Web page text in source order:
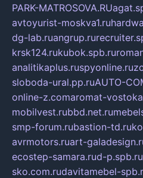
PARK-MATROSOVA.RU
avtoyurist-moskva1.ru
dg-lab.ruangrup.ru
krsk124.rukubok.spb.ru
analitikaplus.ruspyonline.ru
sloboda-ural.pp.ruAUTO-
online-z.comaromat-
mobilvest.rubbd.net.ru
smp-forum.rubastion-td.ru
avrmotors.ruart-
ecostep-samara.rud-p.spb.ru
sko.com.rudavitamebel-